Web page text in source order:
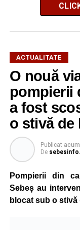
ACTUALITATE
O nouă
pompierii
a fost
o stivă de
Publicat
De
Pompierii din
Sebeș au
blocat sub o stivă